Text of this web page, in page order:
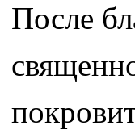
После